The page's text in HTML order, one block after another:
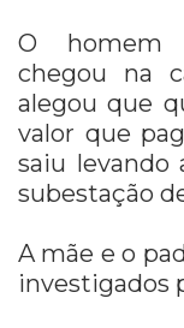
O homem
chegou na
alegou que
valor que
saiu levando
subestação
A mãe e o
investigados